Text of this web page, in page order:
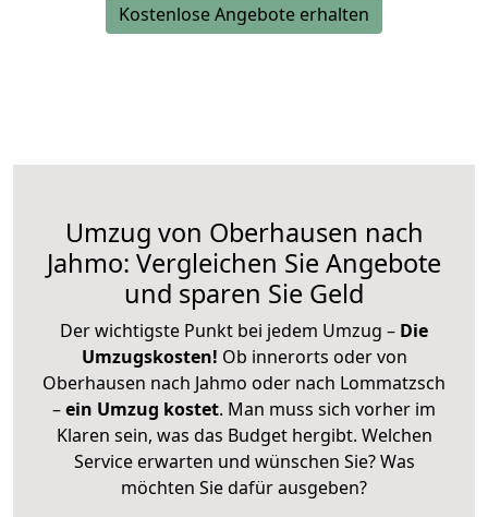
Kostenlose Angebote erhalten
Umzug von Oberhausen nach
Jahmo: Vergleichen Sie Angebote
und sparen Sie Geld
Der wichtigste Punkt bei jedem Umzug – Die
Umzugskosten! Ob innerorts oder von
Oberhausen nach Jahmo oder nach Lommatzsch
–ein Umzug kostet. Man muss sich vorher im
Klaren sein, was das Budget hergibt. Welchen
Service erwarten und wünschen Sie? Was
möchten Sie dafür ausgeben?